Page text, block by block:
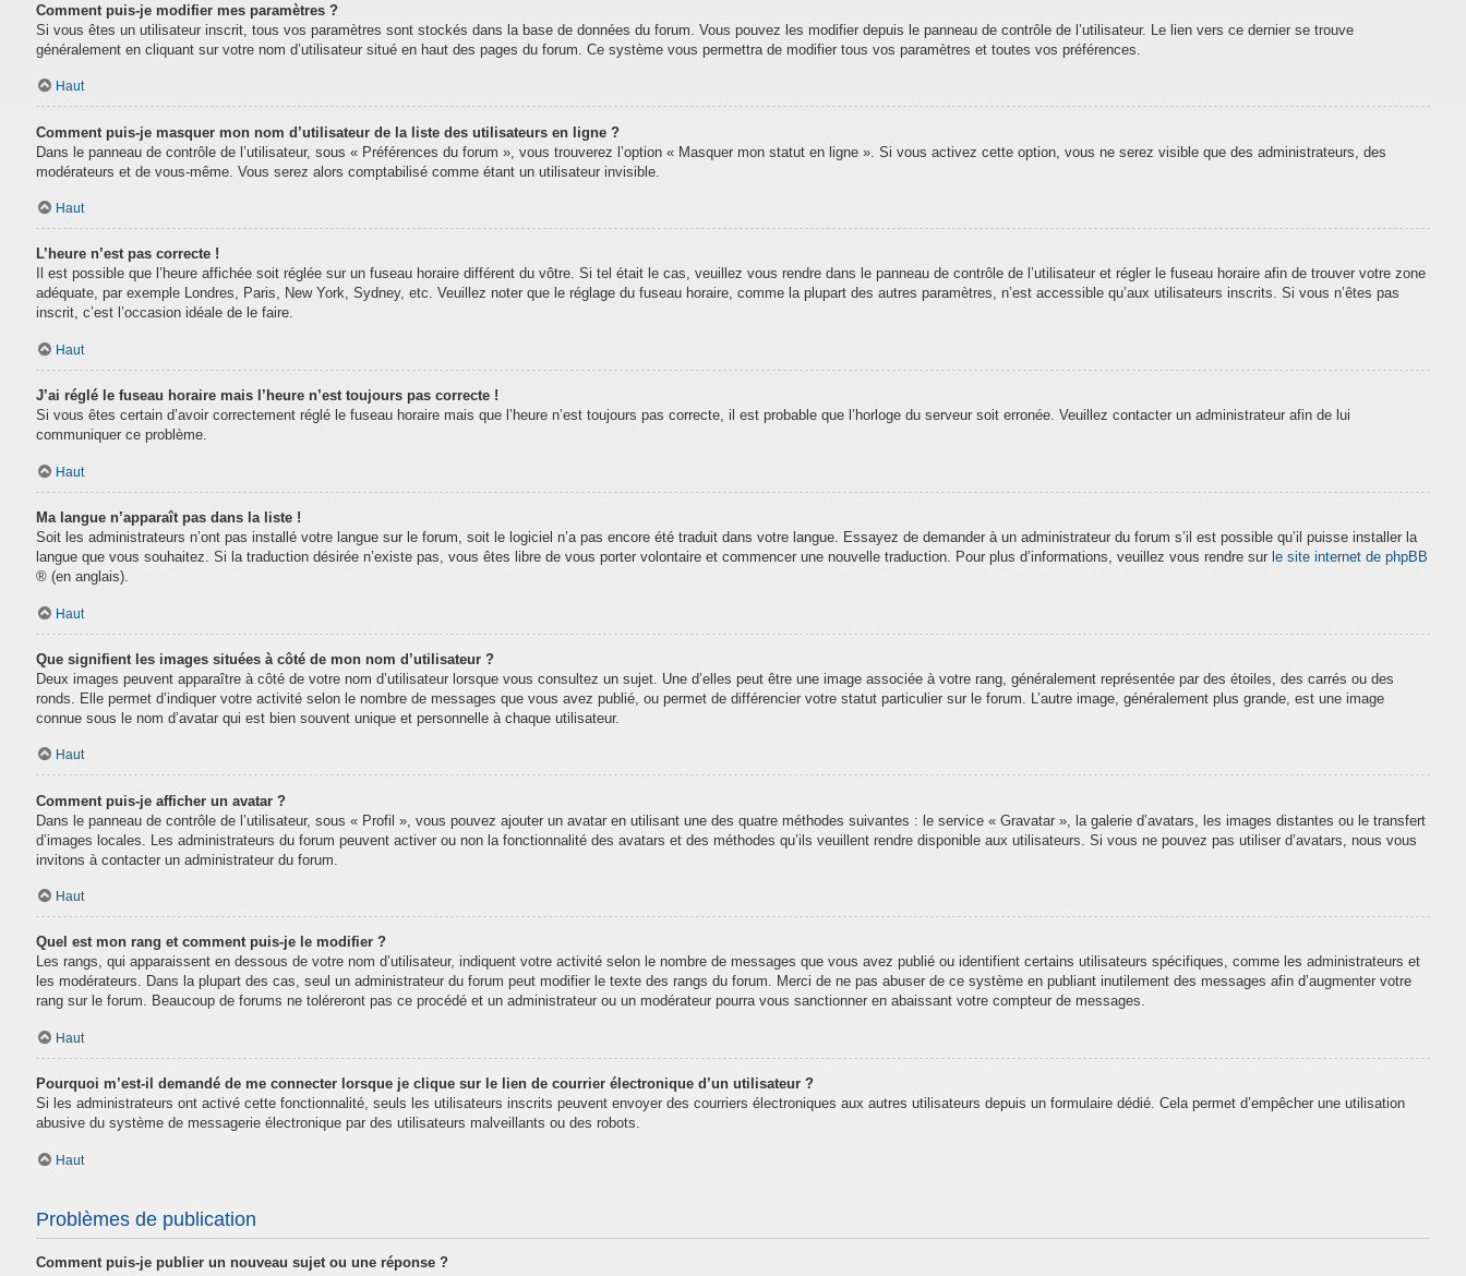
Comment puis-je modifier mes paramètres ?
Si vous êtes un utilisateur inscrit, tous vos paramètres sont stockés dans la base de données du forum. Vous pouvez les modifier depuis le panneau de contrôle de l’utilisateur. Le lien vers ce dernier se trouve
généralement en cliquant sur votre nom d’utilisateur situé en haut des pages du forum. Ce système vous permettra de modifier tous vos paramètres et toutes vos préférences.
Haut
Comment puis-je masquer mon nom d’utilisateur de la liste des utilisateurs en ligne ?
Dans le panneau de contrôle de l’utilisateur, sous « Préférences du forum », vous trouverez l’option « Masquer mon statut en ligne ». Si vous activez cette option, vous ne serez visible que des administrateurs, des
modérateurs et de vous-même. Vous serez alors comptabilisé comme étant un utilisateur invisible.
Haut
L’heure n’est pas correcte !
Il est possible que l’heure affichée soit réglée sur un fuseau horaire différent du vôtre. Si tel était le cas, veuillez vous rendre dans le panneau de contrôle de l’utilisateur et régler le fuseau horaire afin de trouver votre zone
adéquate, par exemple Londres, Paris, New York, Sydney, etc. Veuillez noter que le réglage du fuseau horaire, comme la plupart des autres paramètres, n’est accessible qu’aux utilisateurs inscrits. Si vous n’êtes pas
inscrit, c’est l’occasion idéale de le faire.
Haut
J’ai réglé le fuseau horaire mais l’heure n’est toujours pas correcte !
Si vous êtes certain d’avoir correctement réglé le fuseau horaire mais que l’heure n’est toujours pas correcte, il est probable que l’horloge du serveur soit erronée. Veuillez contacter un administrateur afin de lui
communiquer ce problème.
Haut
Ma langue n’apparaît pas dans la liste !
Soit les administrateurs n’ont pas installé votre langue sur le forum, soit le logiciel n’a pas encore été traduit dans votre langue. Essayez de demander à un administrateur du forum s’il est possible qu’il puisse installer la
langue que vous souhaitez. Si la traduction désirée n’existe pas, vous êtes libre de vous porter volontaire et commencer une nouvelle traduction. Pour plus d’informations, veuillez vous rendre sur le site internet de phpBB
® (en anglais).
Haut
Que signifient les images situées à côté de mon nom d’utilisateur ?
Deux images peuvent apparaître à côté de votre nom d’utilisateur lorsque vous consultez un sujet. Une d’elles peut être une image associée à votre rang, généralement représentée par des étoiles, des carrés ou des
ronds. Elle permet d’indiquer votre activité selon le nombre de messages que vous avez publié, ou permet de différencier votre statut particulier sur le forum. L’autre image, généralement plus grande, est une image
connue sous le nom d’avatar qui est bien souvent unique et personnelle à chaque utilisateur.
Haut
Comment puis-je afficher un avatar ?
Dans le panneau de contrôle de l’utilisateur, sous « Profil », vous pouvez ajouter un avatar en utilisant une des quatre méthodes suivantes : le service « Gravatar », la galerie d’avatars, les images distantes ou le transfert
d’images locales. Les administrateurs du forum peuvent activer ou non la fonctionnalité des avatars et des méthodes qu’ils veuillent rendre disponible aux utilisateurs. Si vous ne pouvez pas utiliser d’avatars, nous vous
invitons à contacter un administrateur du forum.
Haut
Quel est mon rang et comment puis-je le modifier ?
Les rangs, qui apparaissent en dessous de votre nom d’utilisateur, indiquent votre activité selon le nombre de messages que vous avez publié ou identifient certains utilisateurs spécifiques, comme les administrateurs et
les modérateurs. Dans la plupart des cas, seul un administrateur du forum peut modifier le texte des rangs du forum. Merci de ne pas abuser de ce système en publiant inutilement des messages afin d’augmenter votre
rang sur le forum. Beaucoup de forums ne toléreront pas ce procédé et un administrateur ou un modérateur pourra vous sanctionner en abaissant votre compteur de messages.
Haut
Pourquoi m’est-il demandé de me connecter lorsque je clique sur le lien de courrier électronique d’un utilisateur ?
Si les administrateurs ont activé cette fonctionnalité, seuls les utilisateurs inscrits peuvent envoyer des courriers électroniques aux autres utilisateurs depuis un formulaire dédié. Cela permet d’empêcher une utilisation
abusive du système de messagerie électronique par des utilisateurs malveillants ou des robots.
Haut
Problèmes de publication
Comment puis-je publier un nouveau sujet ou une réponse ?